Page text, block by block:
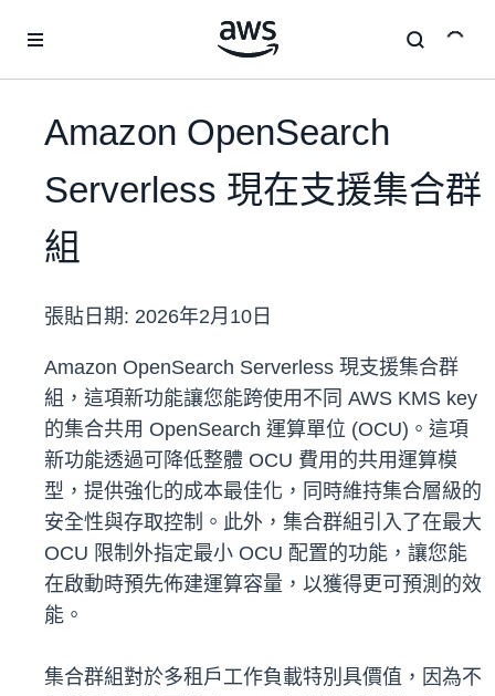
Amazon OpenSearch
Serverless 現在支援集合群
組
張貼日期: 2026年2月10日
Amazon OpenSearch Serverless 現支援集合群
組，這項新功能讓您能跨使用不同 AWS KMS key
的集合共用 OpenSearch 運算單位 (OCU)。這項
新功能透過可降低整體 OCU 費用的共用運算模
型，提供強化的成本最佳化，同時維持集合層級的
安全性與存取控制。此外，集合群組引入了在最大
OCU 限制外指定最小 OCU 配置的功能，讓您能
在啟動時預先佈建運算容量，以獲得更可預測的效
能。
集合群組對於多租戶工作負載特別具價值，因為不